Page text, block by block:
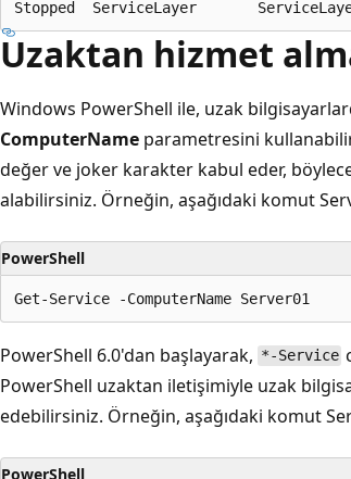
Uzaktan hizmet
Windows PowerShell ile, uzak
ComputerName parametresini
değer ve joker karakter kabul eder,
alabilirsiniz. Örneğin, aşağıdaki komut
PowerShell
PowerShell 6.0'dan başlayarak, *-Service
PowerShell uzaktan iletişimiyle uzak
edebilirsiniz. Örneğin, aşağıdaki komut
PowerShell